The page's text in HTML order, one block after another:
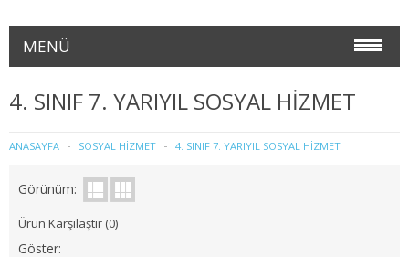
MENÜ
2. SINIF 3. YARIYIL İŞLETME
4. SINIF 7. YARIYIL SOSYAL HİZMET
ANASAYFA SOSYAL HİZMET 4. SINIF 7. YARIYIL SOSYAL HİZMET
Görünüm:
Ürün Karşılaştır (0)
Göster: